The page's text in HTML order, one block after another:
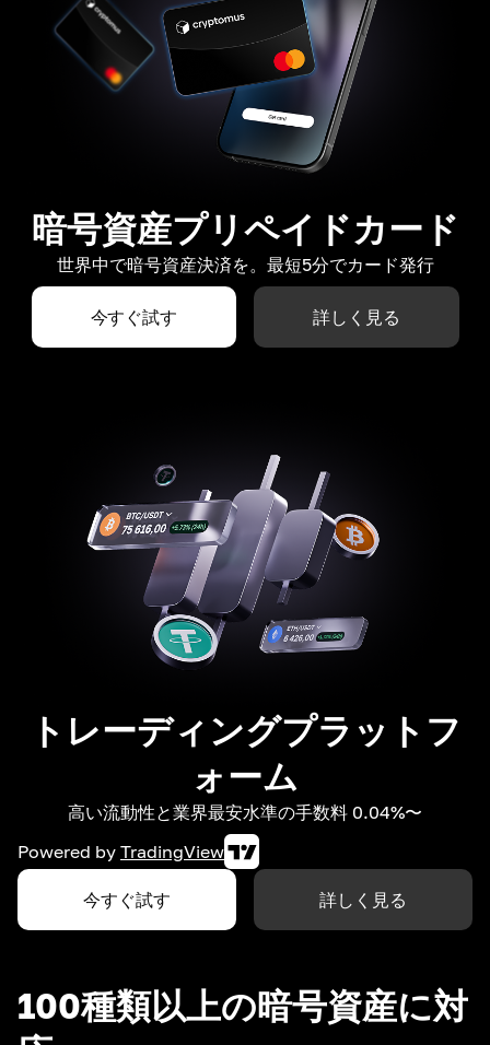
暗号資産プリペイドカード
世界中で暗号資産決済を。最短5分でカード発行
今すぐ試す 詳しく見る
トレーディングプラットフ
ォーム
高い流動性と業界最安水準の手数料 0.04%〜
Powered by TradingView
今すぐ試す 詳しく見る
100種類以上の暗号資産に対